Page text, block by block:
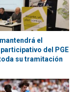
el
del PGE
su tramitación